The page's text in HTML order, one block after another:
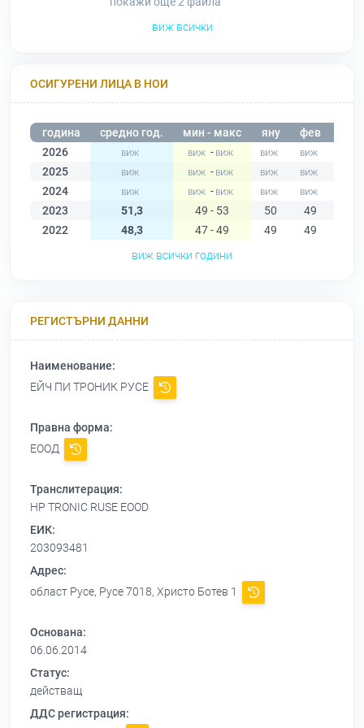
виж всички
ОСИГУРЕНИ ЛИЦА В НОИ
година средно год. мин - макс яну фев
2026
-
2025
-
2024
-
2023
51,3 49 - 53 50 49
2022
48,3 47 - 49 49 49
виж всички години
РЕГИСТЪРНИ ДАННИ
Наименование:
ЕЙЧ ПИ ТРОНИК РУСЕ
Правна форма:
ЕООД
Транслитерация:
HP TRONIC RUSE EOOD
ЕИК:
203093481
Адрес:
област Русе, Русе 7018, Христо Ботев 1
Основана:
06.06.2014
Статус:
действащ
ДДС регистрация: